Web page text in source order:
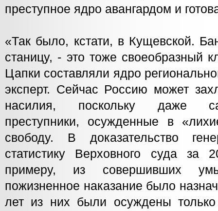
преступное ядро авангардом и
«Так было, кстати, в Кущевской.
станицу, - это тоже своеобразный
Цапки составляли ядро
эксперт. Сейчас Россию может
насилия, поскольку даже
преступники, осужденные в
свободу. В доказательство
статистику Верховного суда
примеру, из совершивших
пожизненное наказание было
лет из них были осуждены